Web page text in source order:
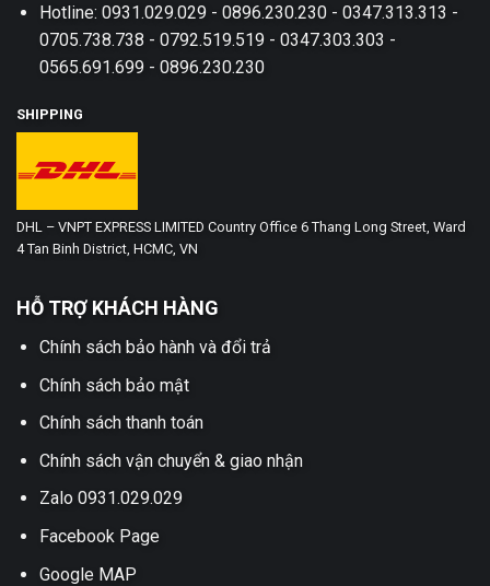
Hotline: 0931.029.029 - 0896.230.230 - 0347.313.313 -
0705.738.738 - 0792.519.519 - 0347.303.303 -
0565.691.699 - 0896.230.230
SHIPPING
DHL – VNPT EXPRESS LIMITED Country Office 6 Thang Long Street, Ward
4 Tan Binh District, HCMC, VN
HỖ TRỢ KHÁCH HÀNG
Chính sách bảo hành và đổi trả
Chính sách bảo mật
Chính sách thanh toán
Chính sách vận chuyển & giao nhận
Zalo 0931.029.029
Facebook Page
Google MAP